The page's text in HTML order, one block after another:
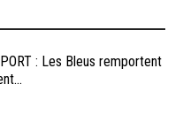
: Les Bleus remportent